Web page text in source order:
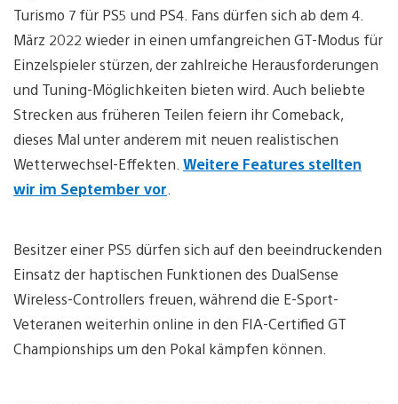
Turismo 7 für PS5 und PS4. Fans dürfen sich ab dem 4.
März 2022 wieder in einen umfangreichen GT-Modus für
Einzelspieler stürzen, der zahlreiche Herausforderungen
und Tuning-Möglichkeiten bieten wird. Auch beliebte
Strecken aus früheren Teilen feiern ihr Comeback,
dieses Mal unter anderem mit neuen realistischen
Wetterwechsel-Effekten. Weitere Features stellten
wir im September vor
Besitzer einer PS5 dürfen sich auf den beeindruckenden
Einsatz der haptischen Funktionen des DualSense
Wireless-Controllers freuen, während die E-Sport-
Veteranen weiterhin online in den FIA-Certified GT
Championships um den Pokal kämpfen können.